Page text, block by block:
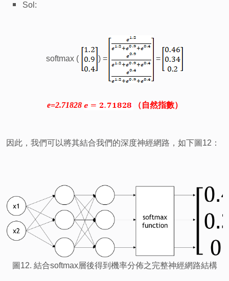
Sol:
softmax ( ) = =
e=2.71828 （自然指數）
因此，我們可以將其結合我們的深度神經網路，如下圖12：
圖12. 結合softmax層後得到機率分佈之完整神經網路結構